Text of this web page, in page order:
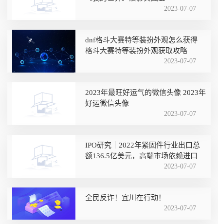
2023-07-07
dnf格斗大赛特等装扮外观怎么获得
格斗大赛特等装扮外观获取攻略
2023-07-07
2023年最旺好运气的微信头像 2023年
好运微信头像
2023-07-07
IPO研究｜2022年紧固件行业出口总
额136.5亿美元，高端市场依赖进口
2023-07-07
全民反诈！宜川在行动！
2023-07-07